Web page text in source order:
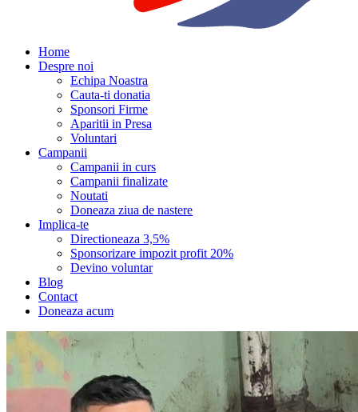
Home
Despre noi
Echipa Noastra
Cauta-ti donatia
Sponsori Firme
Aparitii in Presa
Voluntari
Campanii
Campanii in curs
Campanii finalizate
Noutati
Doneaza ziua de nastere
Implica-te
Directioneaza 3,5%
Sponsorizare impozit profit 20%
Devino voluntar
Blog
Contact
Doneaza acum